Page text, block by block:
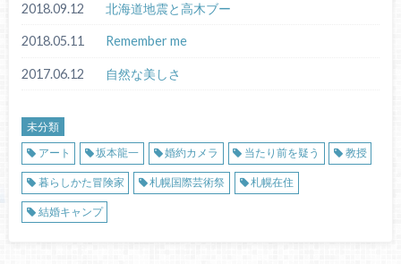
2018.09.12 北海道地震と高木ブー
2018.05.11 Remember me
2017.06.12 自然な美しさ
未分類
アート
坂本龍一 婚約カメラ 当たり前を疑う 教授
暮らしかた冒険家 札幌国際芸術祭 札幌在住
結婚キャンプ